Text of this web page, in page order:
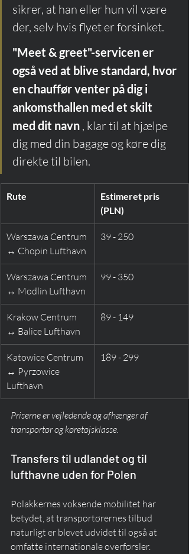
sikrer, at han eller hun vil være
der, selv hvis flyet er forsinket.
"Meet & greet"-servicen er
også ved at blive standard, hvor
en chauffør venter på dig i
ankomsthallen med et skilt
med dit navn , klar til at hjælpe
dig med din bagage og køre dig
direkte til bilen.
Rute
Estimeret pris
(PLN)
Warszawa Centrum
↔ Chopin Lufthavn
39 - 250
Warszawa Centrum
↔ Modlin Lufthavn
99 - 350
Krakow Centrum
↔ Balice Lufthavn
89 - 149
Katowice Centrum
↔ Pyrzowice
Lufthavn
189 - 299
Priserne er vejledende og afhænger af
transportør og køretøjsklasse.
Transfers til udlandet og til
lufthavne uden for Polen
Polakkernes voksende mobilitet har
betydet, at transportørernes tilbud
naturligt er blevet udvidet til også at
omfatte internationale overførsler.